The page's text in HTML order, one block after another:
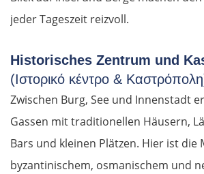
jeder Tageszeit reizvoll.
Historisches Zentrum und
(Ιστορικό κέντρο &
Zwischen Burg, See und Innenstadt
Gassen mit traditionellen Häusern,
Bars und kleinen Plätzen. Hier ist die
byzantinischem, osmanischem und